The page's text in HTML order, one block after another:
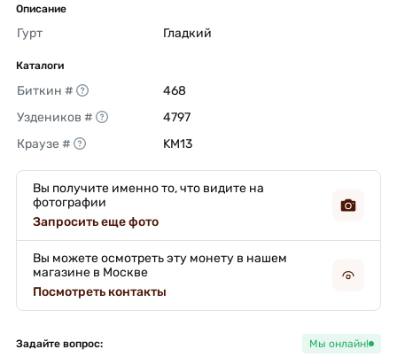
Описание
Гурт Гладкий
Каталоги
Биткин #
468
Уздеников #
4797
Краузе #
KM13
Вы получите именно то, что видите на
фотографии
Запросить еще фото
Вы можете осмотреть эту монету в нашем
магазине в Москве
Посмотреть контакты
Задайте вопрос: Мы онлайн!